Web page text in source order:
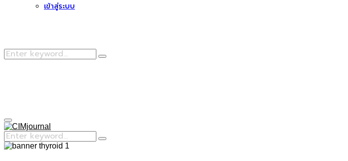
เข้าสู่ระบบ
Search
Search
Primary
Menu
Search
for:
Search